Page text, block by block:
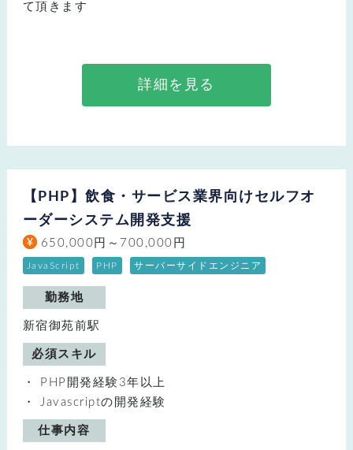
て頂きます
詳細を見る
【PHP】飲食・サービス業界向けセルフオ
ーダーシステム開発支援
650,000円～700,000円
JavaScript PHP サーバーサイドエンジニア
勤務地
新宿御苑前駅
必須スキル
PHP開発経験3年以上
Javascriptの開発経験
仕事内容